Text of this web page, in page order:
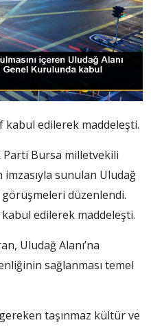
kabul edilerek maddeleşti.
Parti Bursa milletvekili
sunulan Uludağ
görüşmeleri düzenlendi.
edilerek maddeleşti.
Uludağ Alanı’na
sağlanması temel
taşınmaz kültür ve